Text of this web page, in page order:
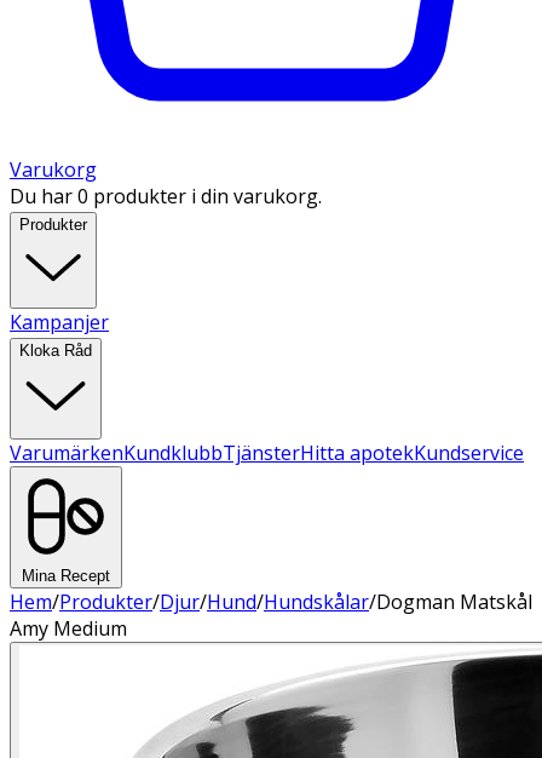
Varukorg
Du har 0 produkter i din varukorg.
Produkter
Kampanjer
Kloka Råd
VarumärkenKundklubbTjänsterHitta apotekKundservice
Mina Recept
Hem/Produkter/Djur/Hund/Hundskålar/Dogman Matskål
Amy Medium